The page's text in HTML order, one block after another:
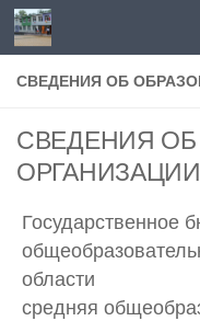
Перейти к
СВЕДЕНИЯ ОБ
СВЕДЕНИЯ
ОРГАНИЗАЦИИ
Государственное
области
средняя